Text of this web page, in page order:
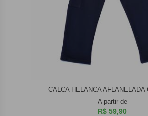
CALCA HELANCA AFLANELADA
A partir de
R$ 59,90